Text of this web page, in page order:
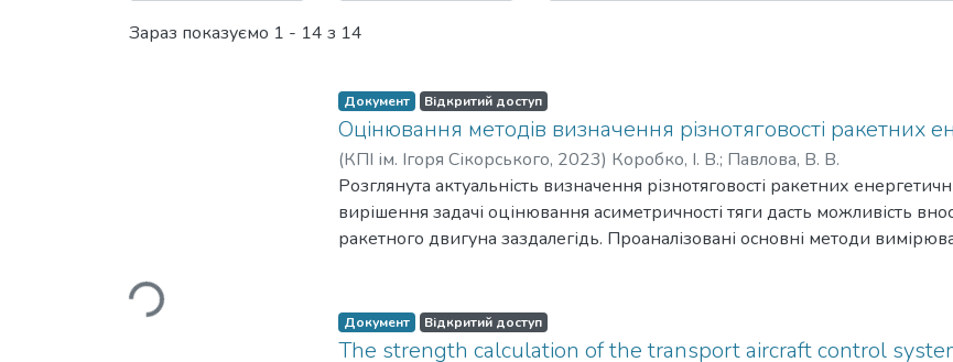
Зараз показуємо 1 - 14 з 14
Вантажиться...
Документ Відкритий доступ
Оцінювання методів визначення різнотяговості ракетних
(КПІ ім. Ігоря Сікорського, 2023) Коробко, І. В.; Павлова, В. В.
Розглянута актуальність визначення різнотяговості ракетних
вирішення задачі оцінювання асиметричності тяги дасть можливість
ракетного двигуна заздалегідь. Проаналізовані основні методи
переваги вказаних методів реєстрації різнотяговості ракетних двигунів.
Документ Відкритий доступ
The strength calculation of the transport aircraft control